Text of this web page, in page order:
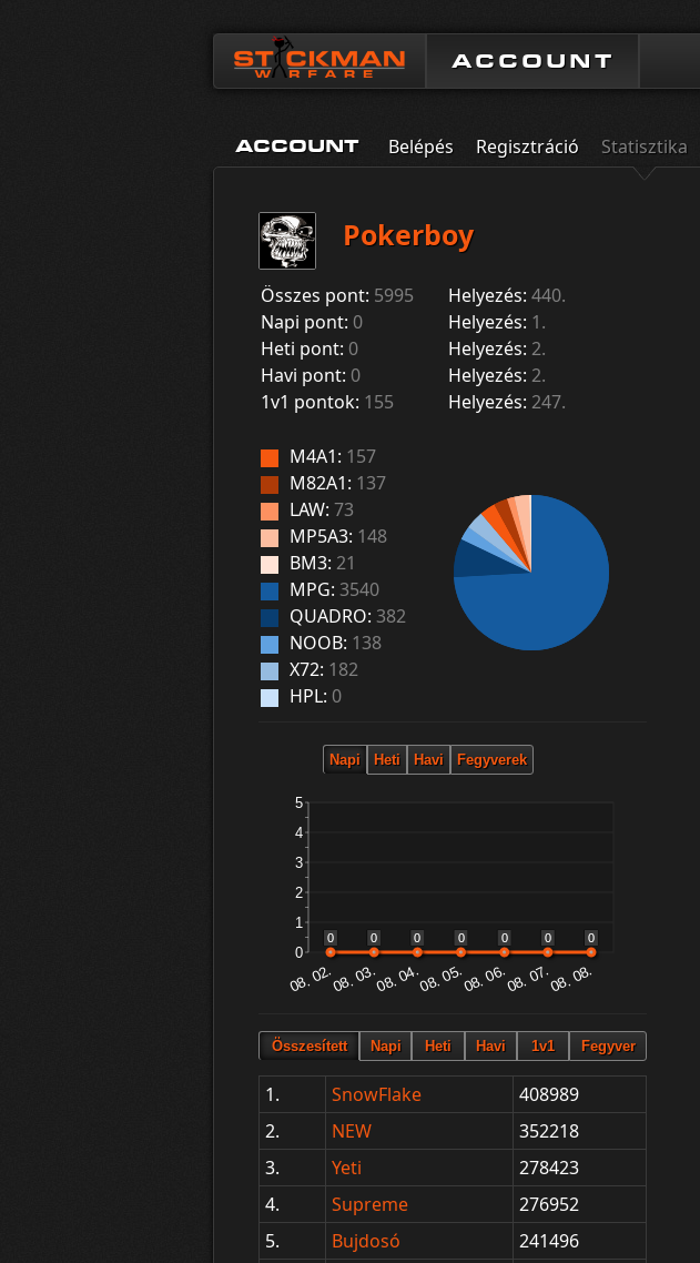
ACCOUNT
ACCOUNT Belépés Regisztráció Statisztika
Pokerboy
Összes pont: 5995 Helyezés: 440.
Napi pont: 0 Helyezés: 1.
Heti pont: 0 Helyezés: 2.
Havi pont: 0 Helyezés: 2.
1v1 pontok: 155 Helyezés: 247.
M4A1: 157
M82A1: 137
LAW: 73
MP5A3: 148
BM3: 21
MPG: 3540
QUADRO: 382
NOOB: 138
X72: 182
HPL: 0
1. SnowFlake
408989
2.
NEW
352218
3.
Yeti
278423
4.
Supreme
276952
5.
Bujdosó
241496